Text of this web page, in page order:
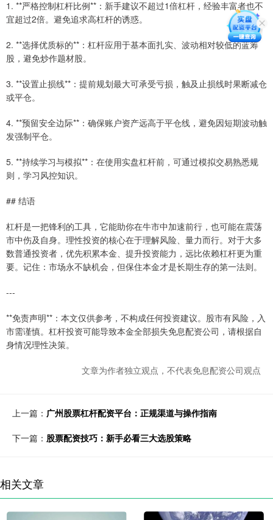
1. **严格控制杠杆比例**：新手建议不超过1倍杠杆，经验丰富者也不
宜超过2倍。避免追求高杠杆的诱惑。
2. **选择优质标的**：杠杆应用于基本面扎实、波动相对较低的蓝筹
股，避免炒作题材股。
3. **设置止损线**：提前规划最大可承受亏损，触及止损线时果断减仓
或平仓。
4. **预留安全边际**：确保账户资产远高于平仓线，避免因短期波动触
发强制平仓。
5. **持续学习与模拟**：在使用实盘杠杆前，可通过模拟交易熟悉规
则，学习风控知识。
## 结语
杠杆是一把锋利的工具，它能助你在牛市中加速前行，也可能在震荡
市中伤及自身。理性投资的核心在于理解风险、量力而行。对于大多
数普通投资者，优先积累本金、提升投资能力，远比依赖杠杆更为重
要。记住：市场永不缺机会，但保住本金才是长期生存的第一法则。
---
**免责声明**：本文仅供参考，不构成任何投资建议。股市有风险，入
市需谨慎。杠杆投资可能导致本金全部损失免息配资公司，请根据自
身情况理性决策。
文章为作者独立观点，不代表免息配资公司观点
上一篇： 广州股票杠杆配资平台：正规渠道与操作指南
下一篇： 股票配资技巧：新手必看三大选股策略
相关文章